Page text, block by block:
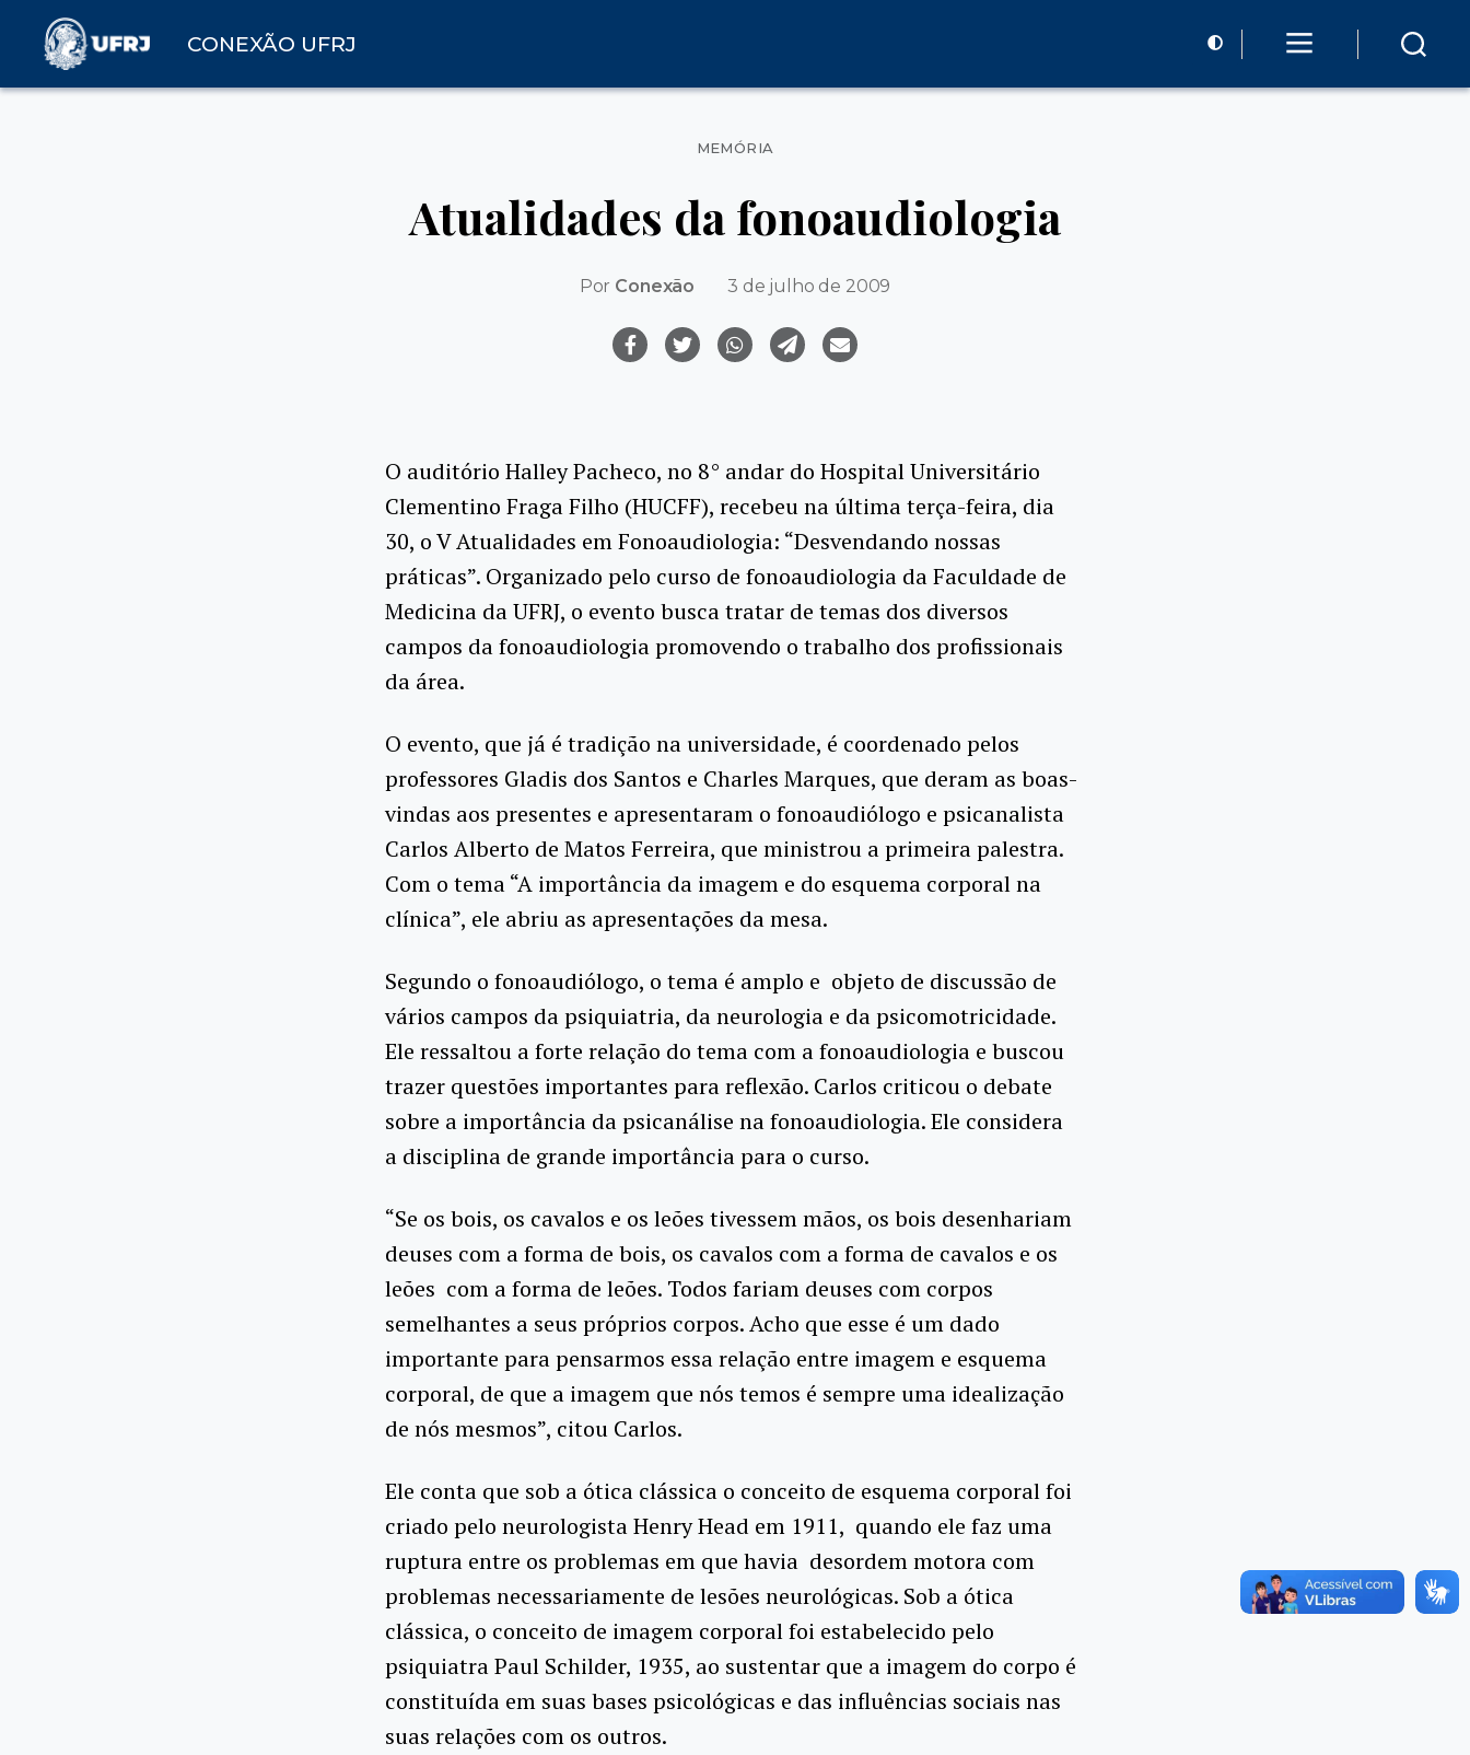
CONEXÃO UFRJ
Categorias
MEMÓRIA
Atualidades da fonoaudiologia
Por Conexão 3 de julho de 2009
O auditório Halley Pacheco, no 8° andar do Hospital Universitário
Clementino Fraga Filho (HUCFF), recebeu na última terça-feira, dia
30, o V Atualidades em Fonoaudiologia: “Desvendando nossas
práticas”. Organizado pelo curso de fonoaudiologia da Faculdade de
Medicina da UFRJ, o evento busca tratar de temas dos diversos
campos da fonoaudiologia promovendo o trabalho dos profissionais
da área.
O evento, que já é tradição na universidade, é coordenado pelos
professores Gladis dos Santos e Charles Marques, que deram as boas-
vindas aos presentes e apresentaram o fonoaudiólogo e psicanalista
Carlos Alberto de Matos Ferreira, que ministrou a primeira palestra.
Com o tema “A importância da imagem e do esquema corporal na
clínica”, ele abriu as apresentações da mesa.
Segundo o fonoaudiólogo, o tema é amplo e objeto de discussão de
vários campos da psiquiatria, da neurologia e da psicomotricidade.
Ele ressaltou a forte relação do tema com a fonoaudiologia e buscou
trazer questões importantes para reflexão. Carlos criticou o debate
sobre a importância da psicanálise na fonoaudiologia. Ele considera
a disciplina de grande importância para o curso.
“Se os bois, os cavalos e os leões tivessem mãos, os bois desenhariam
deuses com a forma de bois, os cavalos com a forma de cavalos e os
leões com a forma de leões. Todos fariam deuses com corpos
semelhantes a seus próprios corpos. Acho que esse é um dado
importante para pensarmos essa relação entre imagem e esquema
corporal, de que a imagem que nós temos é sempre uma idealização
de nós mesmos”, citou Carlos.
Ele conta que sob a ótica clássica o conceito de esquema corporal foi
criado pelo neurologista Henry Head em 1911, quando ele faz uma
ruptura entre os problemas em que havia desordem motora com
problemas necessariamente de lesões neurológicas. Sob a ótica
clássica, o conceito de imagem corporal foi estabelecido pelo
psiquiatra Paul Schilder, 1935, ao sustentar que a imagem do corpo é
constituída em suas bases psicológicas e das influências sociais nas
suas relações com os outros.